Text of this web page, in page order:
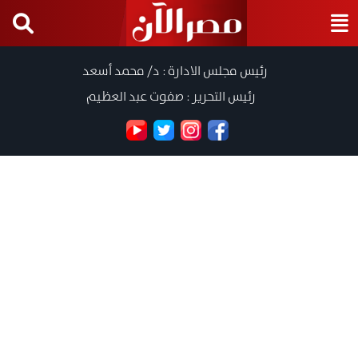
رئيس مجلس الادارة : د/ محمد أسعد
رئيس التحرير : صفوت عبد العظيم